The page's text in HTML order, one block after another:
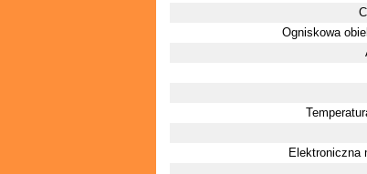
Ogniskowa
Elektroniczna